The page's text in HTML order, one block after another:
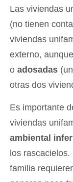
Las viviendas
(no tienen
viviendas
externo,
o adosadas
otras dos
Es importante
viviendas
ambiental
los
familia